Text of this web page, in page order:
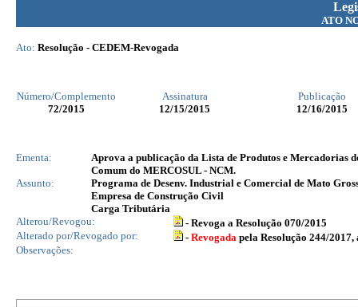
ATO
Ato: Resolução - CEDEM-Revogada
Número/Complemento Assinatura
Publicação
72/2015 12/15/2015 12/16/2015
Ementa:
Aprova a publicação da Lista de Produtos e Mercadorias
Comum do MERCOSUL - NCM.
Assunto:
Programa de Desenv. Industrial e Comercial de Mato
Empresa de Construção Civil
Carga Tributária
Alterou/Revogou:
- Revoga a Resolução 070/2015
Alterado por/Revogado por:
- Revogada pela Resolução 244/
Observações: